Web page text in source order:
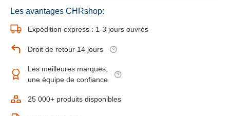
Les avantages CHRshop:
Expédition express : 1-3 jours ouvrés
Droit de retour 14 jours
Les meilleures marques,
une équipe de confiance
25 000+ produits disponibles